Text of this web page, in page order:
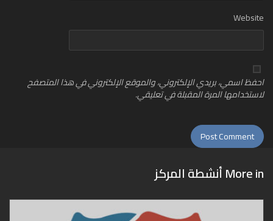
Website
احفظ اسمي، بريدي الإلكتروني، والموقع الإلكتروني في هذا المتصفح
لاستخدامها المرة المقبلة في تعليقي.
More inأنشطة المركز